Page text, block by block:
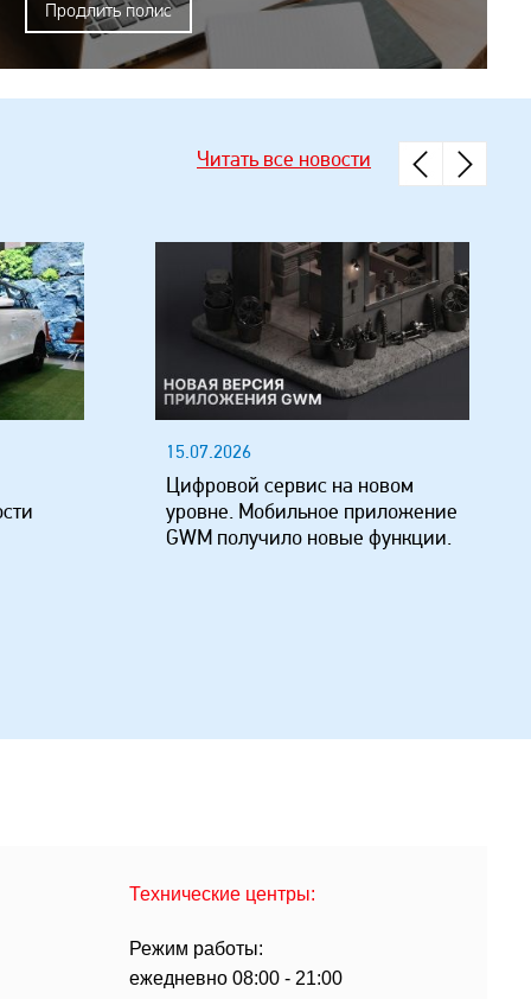
Продлить полис
Читать все новости
15.07.2026
Цифровой сервис на новом
уровне. Мобильное приложение
GWM получило новые функции.
Технические центры:
Режим работы:
ежедневно 08:00 - 21:00